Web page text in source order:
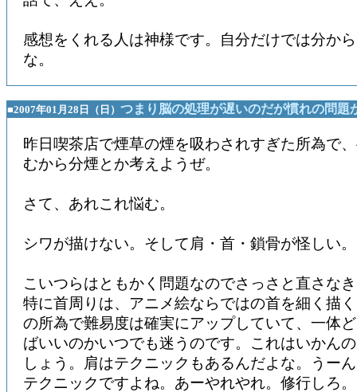
感想をくれる人は神様です。自分だけでは分か
な。
■2007年01月28日（日） つまり脳の処理が遅いのだが慣れの問題
昨日喫茶店で煙草の煙を吸わされすぎた所為で
むから分煙とか考えようぜ。
さて、あれこれ悩む。
シワが描けない。そして肩・首・鎖骨が怪しい。
こいつらはともかく問題なのでさっさと直さな
特に首周りは、アニメ絵ならではの首を細く描
の所為で難易度は確実にアップしていて、一体
ばいいのかいつでも迷うのです。これはいかん
しょう。肩はテクニックもあるんだよな。うー
テクニックですよね。あーやれやれ。修行しろ。